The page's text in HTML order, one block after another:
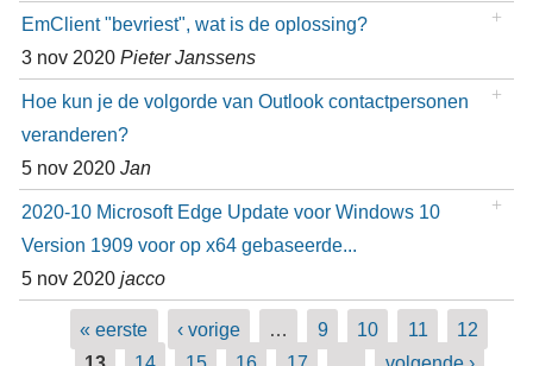
EmClient "bevriest", wat is de oplossing?
3 nov 2020 Pieter Janssens
Hoe kun je de volgorde van Outlook contactpersonen
veranderen?
5 nov 2020 Jan
2020-10 Microsoft Edge Update voor Windows 10
Version 1909 voor op x64 gebaseerde...
5 nov 2020 jacco
Pagina's« eerste ‹ vorige … 9 10 11
12